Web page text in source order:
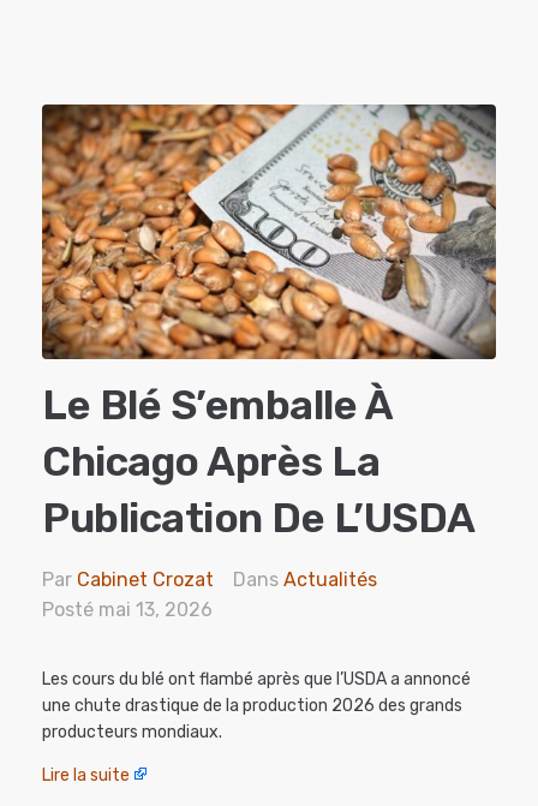
Le Blé S’emballe À
Chicago Après La
Publication De L’USDA
Par Cabinet Crozat Dans Actualités
Posté mai 13, 2026
Les cours du blé ont flambé après que l’USDA a annoncé
une chute drastique de la production 2026 des grands
producteurs mondiaux.
Lire la suite